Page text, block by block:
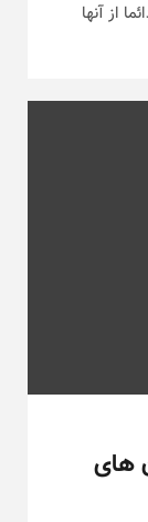
از آنها
های